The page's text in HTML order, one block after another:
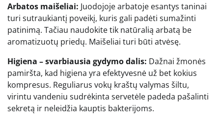
Arbatos maišeliai: Juodojoje arbatoje esantys taninai
turi sutraukiantį poveikį, kuris gali padėti sumažinti
patinimą. Tačiau naudokite tik natūralią arbatą be
aromatizuotų priedų. Maišeliai turi būti atvėsę.
Higiena – svarbiausia gydymo dalis: Dažnai žmonės
pamiršta, kad higiena yra efektyvesnė už bet kokius
kompresus. Reguliarus vokų kraštų valymas šiltu,
virintu vandeniu sudrėkinta servetėle padeda pašalinti
sekretą ir neleidžia kauptis bakterijoms.